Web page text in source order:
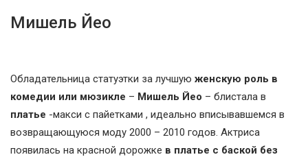
Мишель Йео
Обладательница статуэтки за лучшую женскую роль в
комедии или мюзикле – Мишель Йео – блистала в
платье -макси с пайетками , идеально вписывавшемся в
возвращающуюся моду 2000 – 2010 годов. Актриса
появилась на красной дорожке в платье с баской без